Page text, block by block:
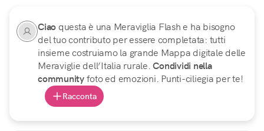
Ciao questa è una Meraviglia Flash e ha bisogno
del tuo contributo per essere completata: tutti
insieme costruiamo la grande Mappa digitale delle
Meraviglie dell’Italia rurale.Condividi nella
communityfoto ed emozioni. Punti-ciliegia per te!
Racconta